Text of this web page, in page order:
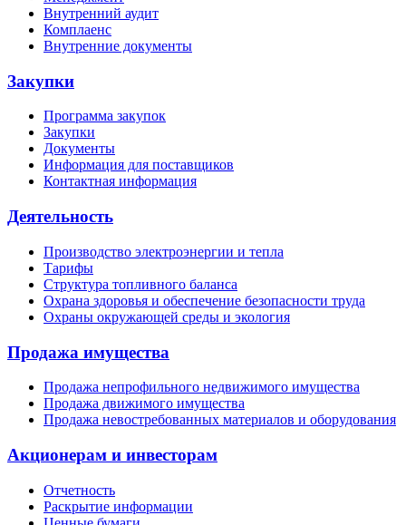
Внутренний аудит
Комплаенс
Внутренние документы
Закупки
Программа закупок
Закупки
Документы
Информация для поставщиков
Контактная информация
Деятельность
Производство электроэнергии и тепла
Тарифы
Структура топливного баланса
Охрана здоровья и обеспечение безопасности труда
Охраны окружающей среды и экология
Продажа имущества
Продажа непрофильного недвижимого имущества
Продажа движимого имущества
Продажа невостребованных материалов и оборудования
Акционерам и инвесторам
Отчетность
Раскрытие информации